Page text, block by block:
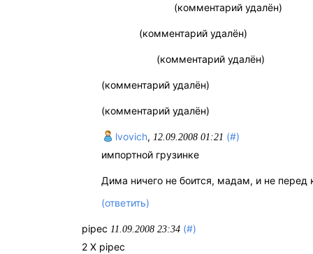
(комментарий удалён)
(комментарий удалён)
(комментарий удалён)
(комментарий удалён)
(комментарий удалён)
lvovich, 12.09.2008 01:21 (#)
импортной грузинке
Дима ничего не боится, мадам, и не перед
(ответить)
pipec 11.09.2008 23:34 (#)
2 X pipec